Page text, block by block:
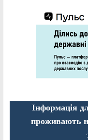
Інформація
проживають